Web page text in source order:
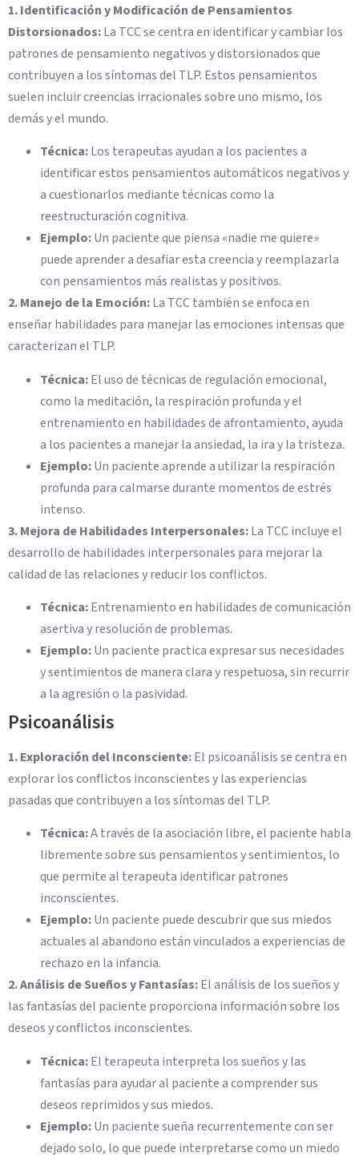
1. Identificación y Modificación de Pensamientos
Distorsionados:La TCC se centra en identificar y cambiar los
patrones de pensamiento negativos y distorsionados que
contribuyen a los síntomas del TLP. Estos pensamientos
suelen incluir creencias irracionales sobre uno mismo, los
demás y el mundo.
Técnica:Los terapeutas ayudan a los pacientes a
identificar estos pensamientos automáticos negativos y
a cuestionarlos mediante técnicas como la
reestructuración cognitiva.
Ejemplo:Un paciente que piensa «nadie me quiere»
puede aprender a desafiar esta creencia y reemplazarla
con pensamientos más realistas y positivos.
2. Manejo de la Emoción:La TCC también se enfoca en
enseñar habilidades para manejar las emociones intensas que
caracterizan el TLP.
Técnica:El uso de técnicas de regulación emocional,
como la meditación, la respiración profunda y el
entrenamiento en habilidades de afrontamiento, ayuda
a los pacientes a manejar la ansiedad, la ira y la tristeza.
Ejemplo:Un paciente aprende a utilizar la respiración
profunda para calmarse durante momentos de estrés
intenso.
3. Mejora de Habilidades Interpersonales:La TCC incluye el
desarrollo de habilidades interpersonales para mejorar la
calidad de las relaciones y reducir los conflictos.
Técnica:Entrenamiento en habilidades de comunicación
asertiva y resolución de problemas.
Ejemplo:Un paciente practica expresar sus necesidades
y sentimientos de manera clara y respetuosa, sin recurrir
a la agresión o la pasividad.
Psicoanálisis
1. Exploración del Inconsciente:El psicoanálisis se centra en
explorar los conflictos inconscientes y las experiencias
pasadas que contribuyen a los síntomas del TLP.
Técnica:A través de la asociación libre, el paciente habla
libremente sobre sus pensamientos y sentimientos, lo
que permite al terapeuta identificar patrones
inconscientes.
Ejemplo:Un paciente puede descubrir que sus miedos
actuales al abandono están vinculados a experiencias de
rechazo en la infancia.
2. Análisis de Sueños y Fantasías:El análisis de los sueños y
las fantasías del paciente proporciona información sobre los
deseos y conflictos inconscientes.
Técnica:El terapeuta interpreta los sueños y las
fantasías para ayudar al paciente a comprender sus
deseos reprimidos y sus miedos.
Ejemplo:Un paciente sueña recurrentemente con ser
dejado solo, lo que puede interpretarse como un miedo